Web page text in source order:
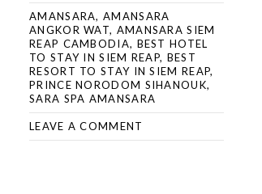
AMANSARA,AMANSARA
ANGKOR WAT, AMANSARA SIEM
REAP CAMBODIA, BEST HOTEL
TO STAY IN SIEM REAP, BEST
RESORT TO STAY IN SIEM REAP,
PRINCE NORODOM SIHANOUK,
SARA SPA AMANSARA
LEAVE A COMMENT